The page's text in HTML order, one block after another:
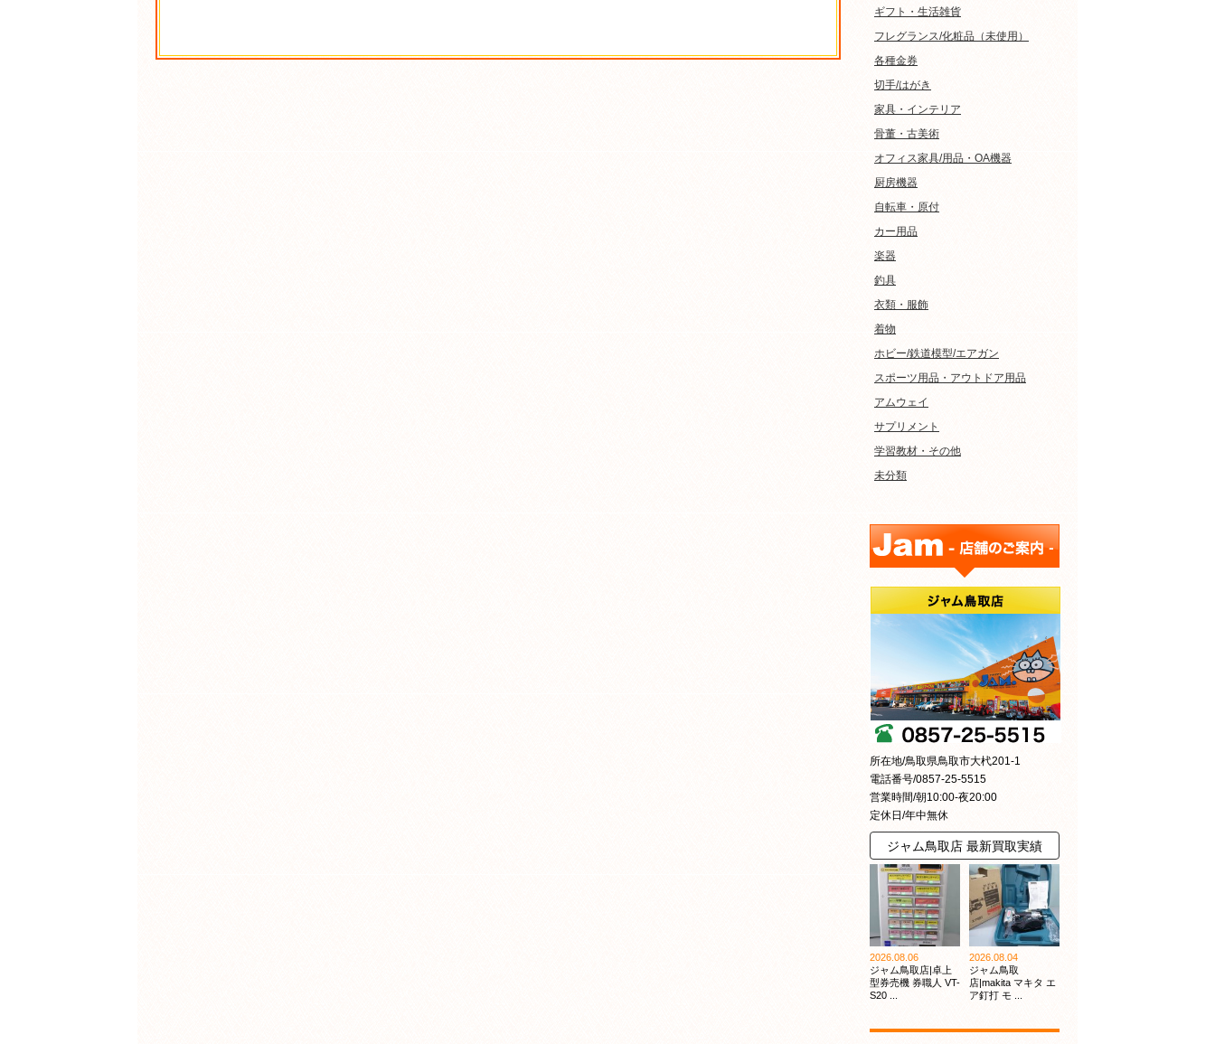
ギフト・生活雑貨
フレグランス/化粧品（未使用）
各種金券
切手/はがき
家具・インテリア
骨董・古美術
オフィス家具/用品・OA機器
厨房機器
自転車・原付
カー用品
楽器
釣具
衣類・服飾
着物
ホビー/鉄道模型/エアガン
スポーツ用品・アウトドア用品
アムウェイ
サプリメント
学習教材・その他
未分類
所在地/鳥取県鳥取市大杙201-1
電話番号/0857-25-5515
営業時間/朝10:00-夜20:00
定休日/年中無休
ジャム鳥取店 最新買取実績
2026.08.06
ジャム鳥取店|卓上
型券売機 券職人 VT-
S20 ...
2026.08.04
ジャム鳥取
店|makita マキタ エ
ア釘打 モ ...